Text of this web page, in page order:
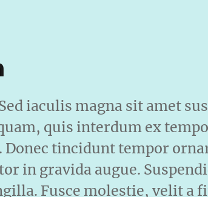
iaculis magna sit amet
quis interdum ex
tincidunt tempor
in gravida augue.
Fusce molestie, velit a